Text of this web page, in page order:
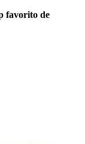
favorito de